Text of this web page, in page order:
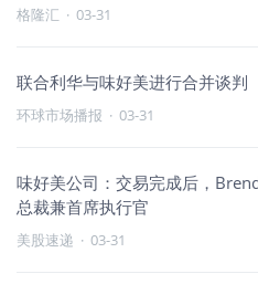
格隆汇 · 03-31
联合利华与味好美进行合并谈判
环球市场播报 · 03-31
味好美公司：交易完成后，
总裁兼首席执行官
美股速递 · 03-31